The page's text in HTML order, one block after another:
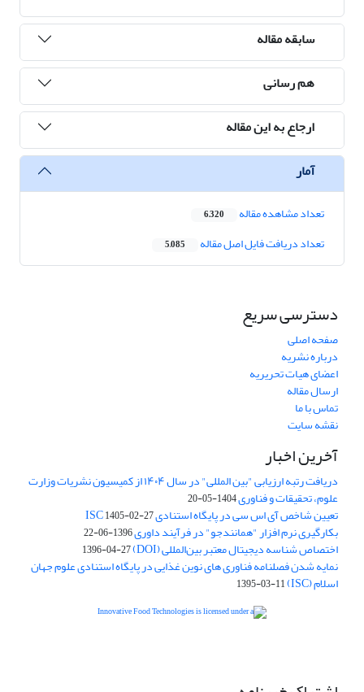
سابقه مقاله
هم رسانی
ارجاع به این مقاله
آمار
تعداد مشاهده مقاله 6,320
تعداد دریافت فایل اصل مقاله 5,085
دسترسی سریع
صفحه اصلی
درباره نشریه
اعضای هیات تحریریه
ارسال مقاله
تماس با ما
نقشه سایت
آخرین اخبار
دریافت رتبه ارزیابی "بین المللی" در سال ۱۴۰۴ از کمیسیون نشریات وزارت
علوم، تحقیقات و فناوری1404-05-20
تعیین شاخص آی اس سی در پایگاه استنادی ISC1405-02-27
بکارگیری نرم افزار "همانندجو" در فرآیند داوری1396-06-22
اختصاص شناسه دیجیتال معتبر بین‌المللی (DOI) 1396-04-27
نمایه شدن فصلنامه فناوری های نوین غذایی در پایگاه استنادی علوم جهان
اسلام (ISC) 1395-03-11